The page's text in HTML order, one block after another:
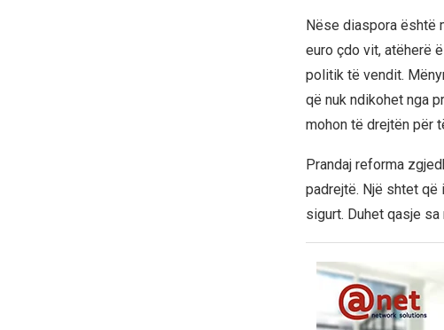
Nëse diaspora është
euro çdo vit, atëherë
politik të vendit.
që nuk ndikohet nga
mohon të drejtën për
Prandaj reforma
padrejtë. Një shtet që
sigurt. Duhet qasje